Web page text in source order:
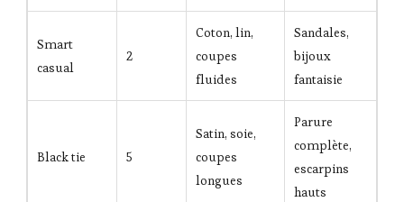
Smart
casual
2
Coton, lin,
coupes
fluides
Sandales,
bijoux
fantaisie
Black tie 5
Satin, soie,
coupes
longues
Parure
complète,
escarpins
hauts